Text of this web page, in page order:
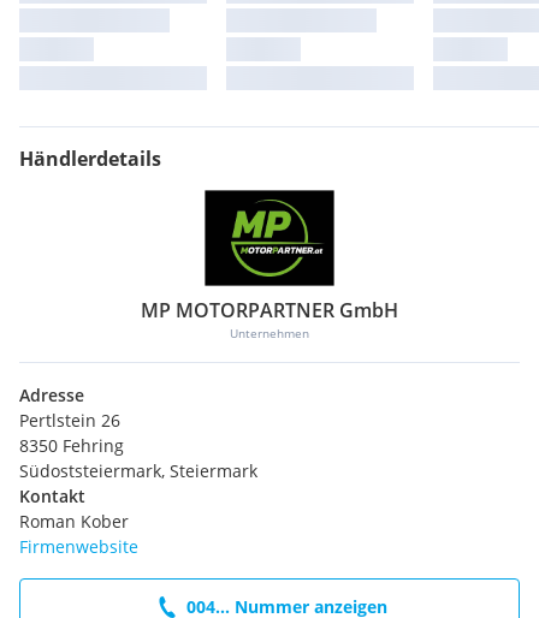
Händlerdetails
MP MOTORPARTNER GmbH
Unternehmen
Adresse
Pertlstein 26
8350 Fehring
Südoststeiermark, Steiermark
Kontakt
Roman Kober
Firmenwebsite
004... Nummer anzeigen